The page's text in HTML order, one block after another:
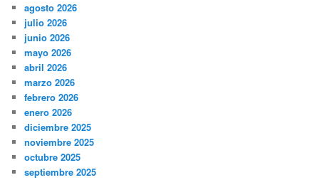
agosto 2026
julio 2026
junio 2026
mayo 2026
abril 2026
marzo 2026
febrero 2026
enero 2026
diciembre 2025
noviembre 2025
octubre 2025
septiembre 2025